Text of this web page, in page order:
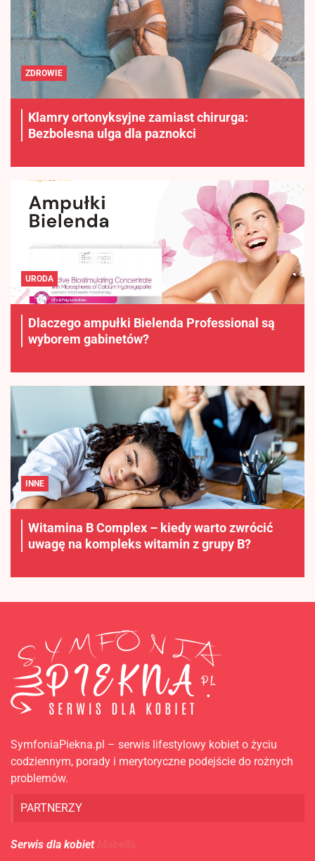
ZDROWIE
Klamry ortonyksyjne zamiast chirurga:
Bezbolesna ulga dla paznokci
URODA
Dlaczego ampułki Bielenda Professional są
wyborem gabinetów?
INNE
Witamina B Complex – kiedy warto zwrócić
uwagę na kompleks witamin z grupy B?
SymfoniaPiekna.pl – serwis lifestylowy kobiet o życiu
codziennym, porady i merytoryczne podejście do rożnych
problemów.
PARTNERZY
Serwis dla kobiet